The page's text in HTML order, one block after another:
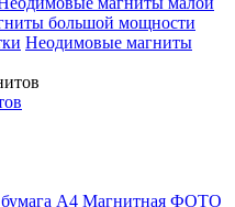
большой мощности
Неодимовые магниты
Магнитная ФОТО